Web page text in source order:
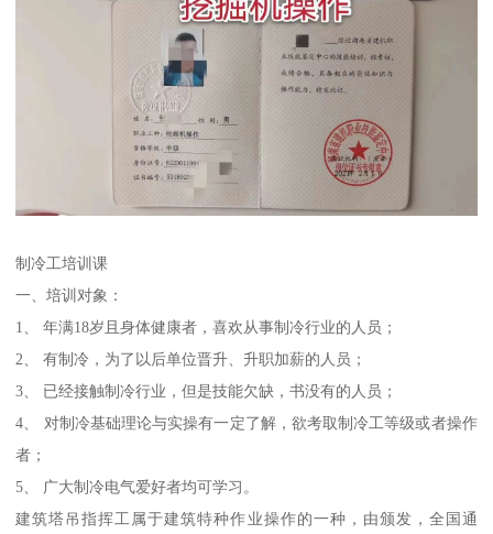
制冷工培训课
一、培训对象：
1、 年满18岁且身体健康者，喜欢从事制冷行业的人员；
2、 有制冷，为了以后单位晋升、升职加薪的人员；
3、 已经接触制冷行业，但是技能欠缺，书没有的人员；
4、 对制冷基础理论与实操有一定了解，欲考取制冷工等级或者操作
者；
5、 广大制冷电气爱好者均可学习。
建筑塔吊指挥工属于建筑特种作业操作的一种，由颁发，全国通